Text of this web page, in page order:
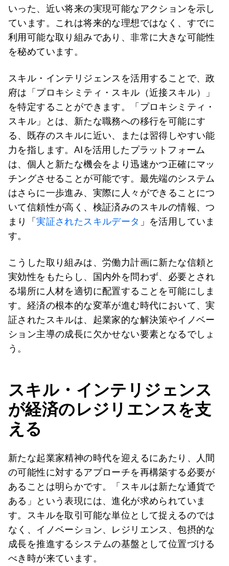
いった、近い将来の実現可能なアクションを示し
ています。これは将来的な理想ではなく、すでに
利用可能な取り組みであり、非常に大きな可能性
を秘めています。
スキル・インテリジェンスを活用することで、政
府は「プロキシミティ・スキル（近接スキル）」
を特定することができます。「プロキシミティ・
スキル」とは、新たな職務への移行を可能にす
る、既存のスキルに近い、または習得しやすい能
力を指します。AIを活用したプラットフォーム
は、個人と新たな機会をより迅速かつ正確にマッ
チングさせることが可能です。最先端のシステム
はさらに一歩進み、実際に人々ができることにつ
いて信頼性が高く、検証済みのスキルの情報、つ
まり「実証されたスキルデータ 」を活用していま
す。
こうした取り組みは、労働力計画に新たな信頼と
実効性をもたらし、国内外を問わず、必要とされ
る場所に人材を適切に配置することを可能にしま
す。経済の根本的な変革が進む時代において、実
証されたスキルは、起業家的な解決策やイノベー
ション主導の成長に欠かせない要素となるでしょ
う。
スキル・インテリジェンス
が経済のレジリエンスを支
える
新たな起業家精神の時代を迎えるにあたり、人間
の可能性に対するアプローチを再構築する必要が
あることは明らかです。「スキルは新たな通貨で
ある」という表現には、進化が求められていま
す。スキルを取引可能な単位として捉えるのでは
なく、イノベーション、レジリエンス、包摂的な
成長を推進するシステムの基盤として位置づける
べき時が来ています。